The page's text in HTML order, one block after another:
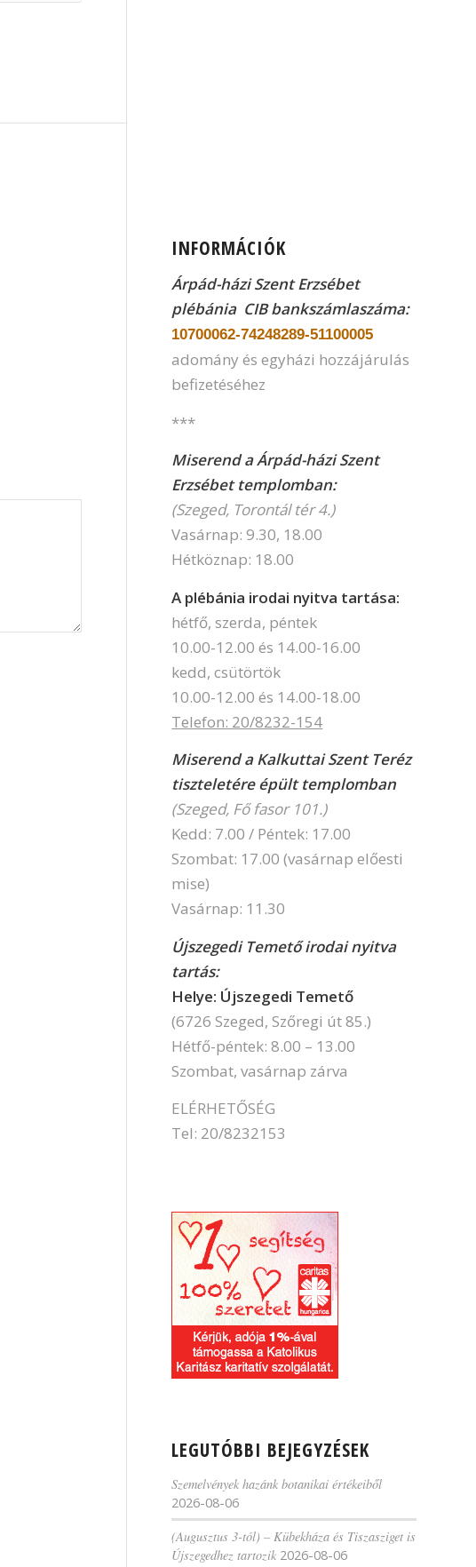
INFORMÁCIÓK
Árpád-házi Szent Erzsébet
plébánia CIBbankszámlaszáma:
10700062-74248289-51100005
adomány és egyházi hozzájárulás
befizetéséhez
***
Miserend a Árpád-házi Szent
Erzsébet templomban:
(Szeged, Torontál tér 4.)
Vasárnap: 9.30, 18.00
Hétköznap: 18.00
A plébánia irodai nyitva tartása:
hétfő, szerda, péntek
10.00-12.00 és 14.00-16.00
kedd, csütörtök
10.00-12.00 és 14.00-18.00
Telefon: 20/8232-154
Miserend a Kalkuttai Szent Teréz
tiszteletére épült templomban
(Szeged, Fő fasor 101.)
Kedd: 7.00 / Péntek: 17.00
Szombat: 17.00 (vasárnap előesti
mise)
Vasárnap: 11.30
Újszegedi Temető irodai nyitva
tartás:
Helye: Újszegedi Temető
(6726 Szeged, Szőregi út 85.)
Hétfő-péntek: 8.00 – 13.00
Szombat, vasárnap zárva
ELÉRHETŐSÉG
Tel: 20/8232153
LEGUTÓBBI BEJEGYZÉSEK
Szemelvények hazánk botanikai értékeiből
2026-08-06
(Augusztus 3-tól) – Kübekháza és Tiszasziget is
Újszegedhez tartozik 2026-08-06